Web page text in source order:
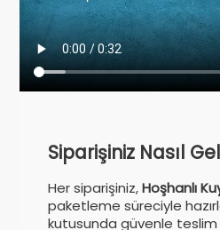
Siparişiniz Nasıl
Her siparişiniz,Hoşhanlı
paketleme süreciyle
kutusunda güvenle teslim